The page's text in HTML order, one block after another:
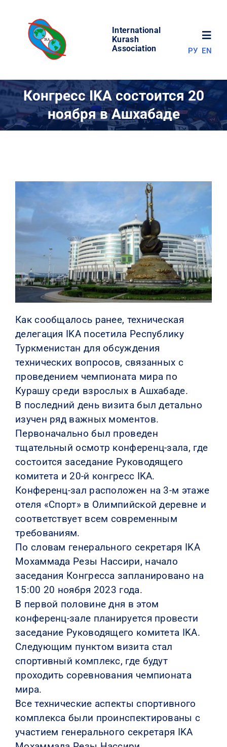
content
International
Kurash
Association
МИР КУРАША
РЕЗУЛЬТАТЫ
РУ EN
Конгресс IKA состоится 20
ноября в Ашхабаде
Как сообщалось ранее, техническая
делегация IKA посетила Республику
Туркменистан для обсуждения
технических вопросов, связанных с
проведением чемпионата мира по
Курашу среди взрослых в Ашхабаде.
В последний день визита был детально
изучен ряд важных моментов.
Первоначально был проведен
тщательный осмотр конференц-зала, где
состоится заседание Руководящего
комитета и 20-й конгресс IKA.
Конференц-зал расположен на 3-м этаже
отеля «Спорт» в Олимпийской деревне и
соответствует всем современным
требованиям.
По словам генерального секретаря IKA
Мохаммада Резы Нассири, начало
заседания Конгресса запланировано на
15:00 20 ноября 2023 года.
В первой половине дня в этом
конференц-зале планируется провести
заседание Руководящего комитета IKA.
Следующим пунктом визита стал
спортивный комплекс, где будут
проходить соревнования чемпионата
мира.
Все технические аспекты спортивного
комплекса были проинспектированы с
участием генерального секретаря IKA